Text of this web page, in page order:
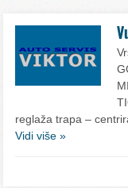
reglaža trapa –
Vidi više »